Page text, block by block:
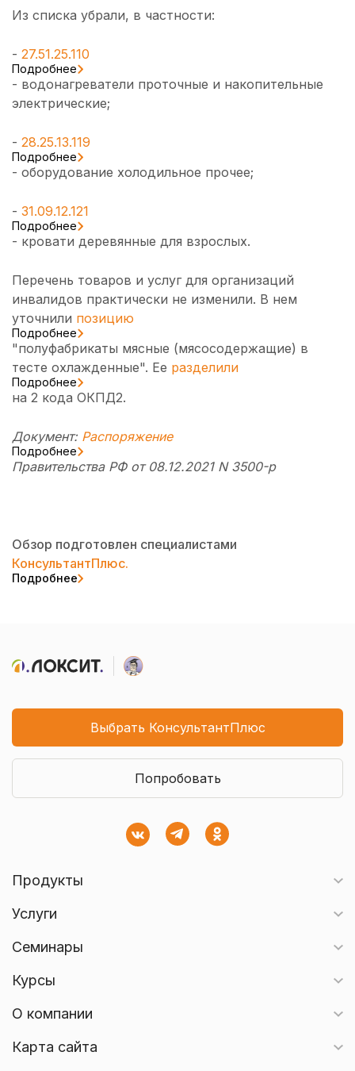
Из списка убрали, в частности:
- 27.51.25.110
Подробнее
- водонагреватели проточные и накопительные
электрические;
- 28.25.13.119
Подробнее
- оборудование холодильное прочее;
- 31.09.12.121
Подробнее
- кровати деревянные для взрослых.
Перечень товаров и услуг для организаций
инвалидов практически не изменили. В нем
уточнили позицию
Подробнее
"полуфабрикаты мясные (мясосодержащие) в
тесте охлажденные". Ее разделили
Подробнее
на 2 кода ОКПД2.
Документ: Распоряжение
Подробнее
Правительства РФ от 08.12.2021 N 3500-р
Обзор подготовлен специалистами
КонсультантПлюс.
Подробнее
Выбрать КонсультантПлюс
Попробовать
Продукты
Услуги
Семинары
Курсы
О компании
Карта сайта